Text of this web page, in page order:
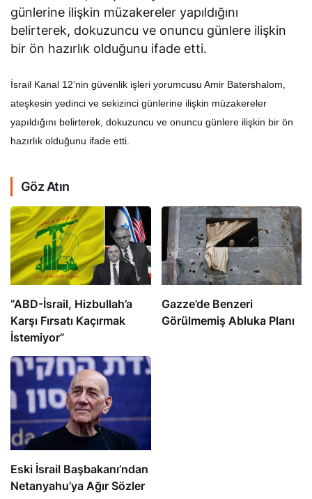
günlerine ilişkin müzakereler yapıldığını
belirterek, dokuzuncu ve onuncu günlere ilişkin
bir ön hazırlık olduğunu ifade etti.
İsrail Kanal 12’nin güvenlik işleri yorumcusu Amir Batershalom,
ateşkesin yedinci ve sekizinci günlerine ilişkin müzakereler
yapıldığını belirterek, dokuzuncu ve onuncu günlere ilişkin bir ön
hazırlık olduğunu ifade etti.
Göz Atın
​​​​​​​”ABD-İsrail, Hizbullah’a
Karşı Fırsatı Kaçırmak
İstemiyor”
​​​​​​​Gazze’de Benzeri
Görülmemiş Abluka Planı
Eski İsrail Başbakanı’ndan
Netanyahu’ya Ağır Sözler